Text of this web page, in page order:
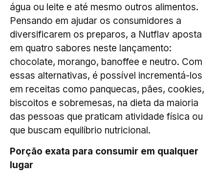
água ou leite e até mesmo outros alimentos.
Pensando em ajudar os consumidores a
diversificarem os preparos, a Nutflav aposta
em quatro sabores neste lançamento:
chocolate, morango, banoffee e neutro. Com
essas alternativas, é possível incrementá-los
em receitas como panquecas, pães, cookies,
biscoitos e sobremesas, na dieta da maioria
das pessoas que praticam atividade física ou
que buscam equilíbrio nutricional.
Porção exata para consumir em qualquer
lugar